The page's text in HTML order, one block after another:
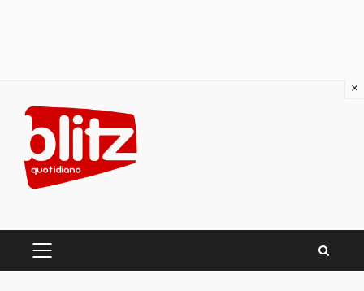
content
PRIMARY
×